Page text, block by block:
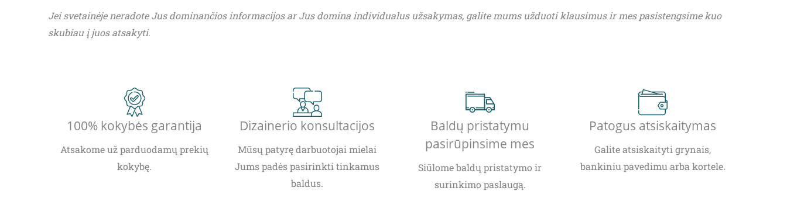
Jei svetainėje neradote Jus dominančios informacijos ar Jus domina individualus užsakymas, galite mums užduoti klausimus ir mes pasistengsime kuo
skubiau į juos atsakyti.
100% kokybės garantija
Atsakome už parduodamų prekių
kokybę.
Dizainerio konsultacijos
Mūsų patyrę darbuotojai mielai
Jums padės pasirinkti tinkamus
baldus.
Baldų pristatymu
pasirūpinsime mes
Siūlome baldų pristatymo ir
surinkimo paslaugą.
Patogus atsiskaitymas
Galite atsiskaityti grynais,
bankiniu pavedimu arba kortele.